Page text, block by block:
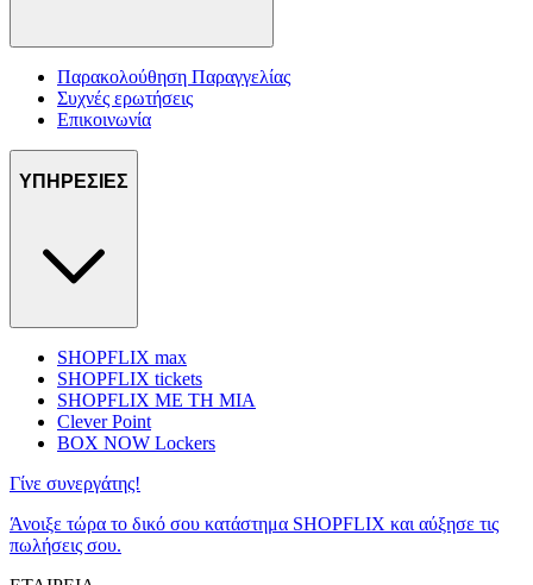
Παρακολούθηση Παραγγελίας
Συχνές ερωτήσεις
Επικοινωνία
ΥΠΗΡΕΣΙΕΣ
SHOPFLIX max
SHOPFLIX tickets
SHOPFLIX ΜΕ ΤΗ ΜΙΑ
Clever Point
BOX NOW Lockers
Γίνε συνεργάτης!
Άνοιξε τώρα το δικό σου κατάστημα SHOPFLIX και αύξησε τις
πωλήσεις σου.